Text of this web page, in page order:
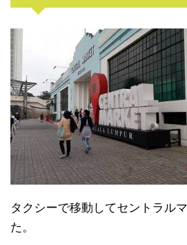
タクシーで移動してセントラル
た。